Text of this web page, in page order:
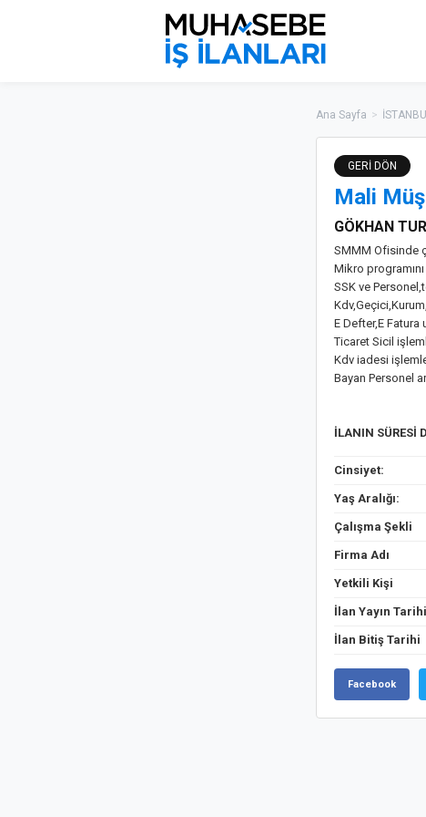
Ana Sayfa >
GERİ DÖN
Mali
GÖKHAN
SMMM Ofisinde
Mikro
SSK ve
E Defter,E Fatura
Ticaret Sicil
Kdv iadesi
Bayan Personel
İLANIN SÜRESİ
Cinsiyet:
Yaş Aralığı:
Çalışma Şekli
Firma Adı
Yetkili Kişi
İlan Yayın Tarihi
İlan Bitiş Tarihi
Facebook